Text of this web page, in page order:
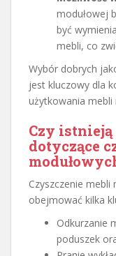
modułowej
być
mebli, co
Wybór dobrych
jest kluczowy dla
użytkowania mebli
Czy
dotyczące
Czyszczenie
obejmować kilka
Odkurzanie
poduszek